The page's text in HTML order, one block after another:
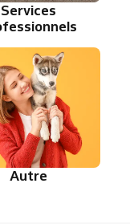
Services
Autre